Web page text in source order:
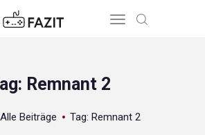
Remnant 2
Alle Beiträge Tag: Remnant 2